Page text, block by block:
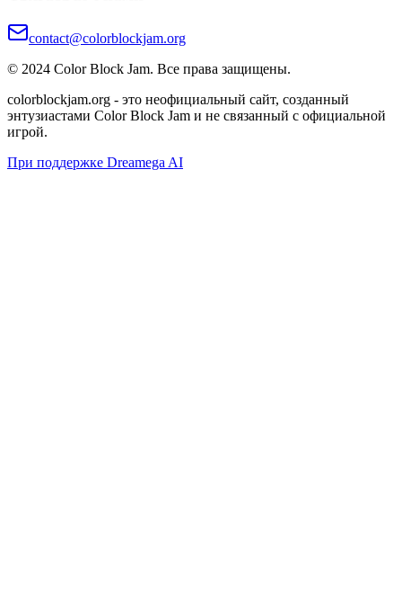
contact@colorblockjam.org
© 2024 Color Block Jam. Все права защищены.
colorblockjam.org - это неофициальный сайт, созданный
энтузиастами Color Block Jam и не связанный с официальной
игрой.
При поддержке Dreamega AI